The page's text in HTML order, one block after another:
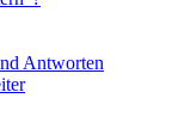
Antworten